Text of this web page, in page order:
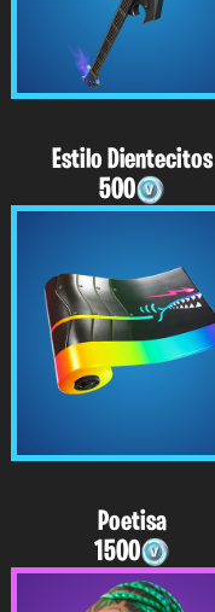
Estilo Dientecitos
500
Poetisa
1500